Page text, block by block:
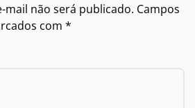
mail não será publicado. Campos
com *